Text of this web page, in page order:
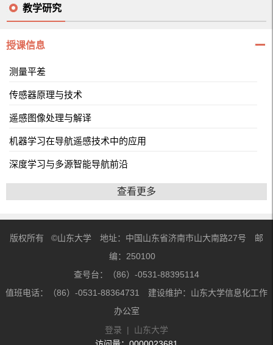
教学研究
授课信息
测量平差
传感器原理与技术
遥感图像处理与解译
机器学习在导航遥感技术中的应用
深度学习与多源智能导航前沿
查看更多
版权所有 ©山东大学 地址：中国山东省济南市山大南路27号 邮
编：250100
查号台：（86）-0531-88395114
值班电话：（86）-0531-88364731 建设维护：山东大学信息化工作
办公室
登录 | 山东大学